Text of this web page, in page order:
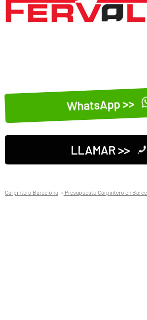
WhatsApp >>
LLAMAR >>
Carpintero Barcelona Presupuesto Carpintero en